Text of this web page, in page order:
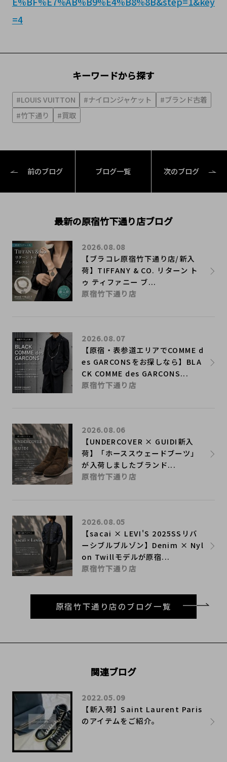
=4
キーワードから探す
#LOUIS VUITTON #ナイロンジャケット
#ブランド古着
#竹下通り
#買取
前のブログ ブログ一覧 次のブログ
最新の原宿竹下通り店ブログ
【ブラコレ原宿竹下通り店/新入
荷】TIFFANY & CO. リターン ト
ゥ ティファニー ブ...
2026.08.08
原宿竹下通り店
【原宿・表参道エリアでCOMME d
es GARCONSをお探しなら】BLA
CK COMME des GARCONS...
2026.08.07
原宿竹下通り店
【UNDERCOVER × GUIDI新入
荷】「ホーススウェードブーツ」
が入荷しましたブランド...
2026.08.06
原宿竹下通り店
【sacai × LEVI'S 2025SSリバ
ーシブルブルゾン】Denim × Nyl
on Twillモデルが原宿...
2026.08.05
原宿竹下通り店
原宿竹下通り店のブログ一覧
関連ブログ
【新入荷】Saint Laurent Paris
のアイテムをご紹介。
2022.05.09